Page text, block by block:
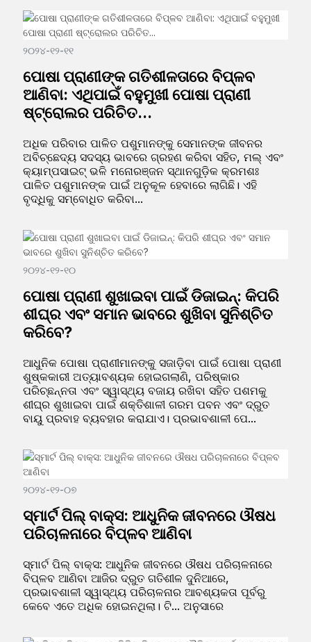
୨୦୨୪-୧୨-୧୧
ପୋଷା ପ୍ରାଣୀଙ୍କ ଗତିଶୀଳତାରେ ବିପ୍ଳବ
ଆଣିବା: ଏଥିପାଇଁ ବହୁମୁଖୀ ପୋଷା ପ୍ରାଣୀ
ଷ୍ଟ୍ରୋଲର ପରିଚିତ...
ଅଧିକ ପରିବାର ପାଳିତ ପଶୁମାନଙ୍କୁ ସେମାନଙ୍କ ଜୀବନର
ଅବିଚ୍ଛେଦ୍ୟ ସଦସ୍ୟ ଭାବରେ ଗ୍ରହଣ କରିବା ସହିତ, ମଲ୍ ଏବଂ
କ୍ୟାମ୍ପସାଇଟ୍ ଭଳି ମନୋରଞ୍ଜନ ସ୍ଥାନଗୁଡ଼ିକ କ୍ରମଶଃ
ପାଳିତ ପଶୁମାନଙ୍କ ପାଇଁ ଅନୁକୂଳ ହେବାରେ ଲାଗିଛି। ଏହି
ବୃଦ୍ଧିକୁ ସମ୍ବୋଧିତ କରିବା...
୨୦୨୪-୧୨-୧୦
ପୋଷା ପ୍ରାଣୀ ଶୁଖାଇବା ପାଇଁ ଡିଜାଇନ୍: କିପରି
ଶୀଘ୍ର ଏବଂ ସମାନ ଭାବରେ ଶୁଖିବା ସୁନିଶ୍ଚିତ
କରିବେ?
ଆଧୁନିକ ପୋଷା ପ୍ରାଣୀମାନଙ୍କୁ ସଜାଡ଼ିବା ପାଇଁ ପୋଷା ପ୍ରାଣୀ
ଶୁଷ୍କକାରୀ ଅତ୍ୟାବଶ୍ୟକ ହୋଇଗଲାଣି, ପରିଷ୍କାର
ପରିଚ୍ଛନ୍ନତା ଏବଂ ସ୍ୱାସ୍ଥ୍ୟ ବଜାୟ ରଖିବା ସହିତ ପଶମକୁ
ଶୀଘ୍ର ଶୁଖାଇବା ପାଇଁ ଶକ୍ତିଶାଳୀ ଗରମ ପବନ ଏବଂ ଦ୍ରୁତ
ବାୟୁ ପ୍ରବାହ ବ୍ୟବହାର କରାଯାଏ। ପ୍ରଭାବଶାଳୀ ପେ...
୨୦୨୪-୧୨-୦୭
ସ୍ମାର୍ଟ ପିଲ୍ ବାକ୍ସ: ଆଧୁନିକ ଜୀବନରେ ଔଷଧ
ପରିଚାଳନାରେ ବିପ୍ଳବ ଆଣିବା
ସ୍ମାର୍ଟ ପିଲ୍ ବାକ୍ସ: ଆଧୁନିକ ଜୀବନରେ ଔଷଧ ପରିଚାଳନାରେ
ବିପ୍ଳବ ଆଣିବା ଆଜିର ଦ୍ରୁତ ଗତିଶୀଳ ଦୁନିଆରେ,
ପ୍ରଭାବଶାଳୀ ସ୍ୱାସ୍ଥ୍ୟ ପରିଚାଳନାର ଆବଶ୍ୟକତା ପୂର୍ବରୁ
କେବେ ଏତେ ଅଧିକ ହୋଇନଥିଲା। ଟି... ଅନୁସାରେ